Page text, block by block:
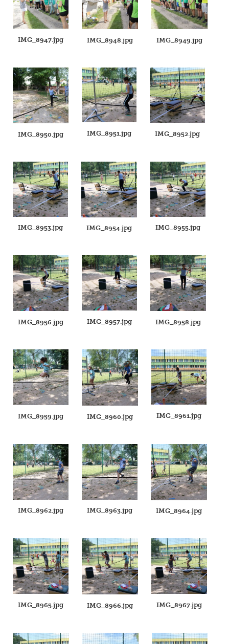
IMG_8947.jpg IMG_8948.jpg IMG_8949.jpg
IMG_8950.jpg IMG_8951.jpg IMG_8952.jpg
IMG_8953.jpg IMG_8954.jpg IMG_8955.jpg
IMG_8956.jpg IMG_8957.jpg IMG_8958.jpg
IMG_8959.jpg IMG_8960.jpg IMG_8961.jpg
IMG_8962.jpg IMG_8963.jpg IMG_8964.jpg
IMG_8965.jpg IMG_8966.jpg IMG_8967.jpg